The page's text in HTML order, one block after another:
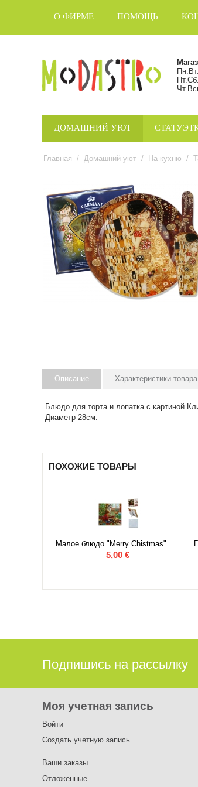
О ФИРМЕ ПОМОЩЬ
ДОМАШНИЙ УЮТ
Главная / Домашний уют / На кухню /
Описание Характеристики товара
Блюдо для торта и лопатка с картиной
Диаметр 28см.
ПОХОЖИЕ ТОВАРЫ
Малое блюдо "Merry Chistmas" 10х10 см
5,00 €
Подпишись на рассылку
Моя учетная запись
Войти
Создать учетную запись
Ваши заказы
Отложенные